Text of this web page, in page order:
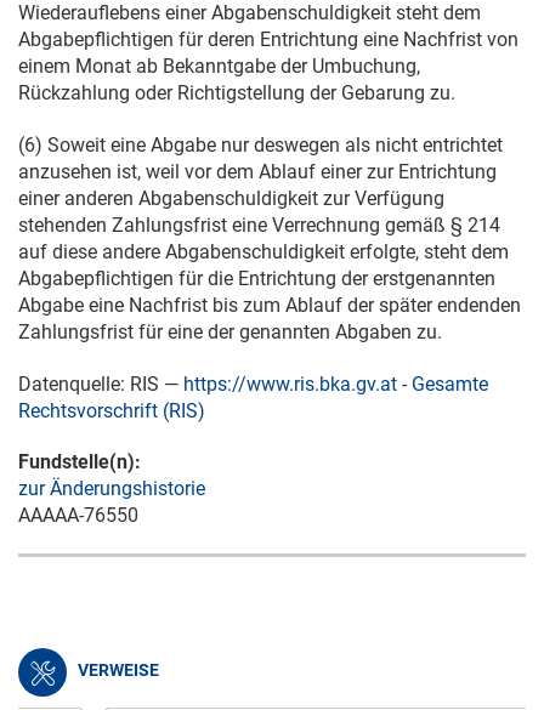
Wiederauflebens einer Abgabenschuldigkeit steht dem
Abgabepflichtigen für deren Entrichtung eine Nachfrist von
einem Monat ab Bekanntgabe der Umbuchung,
Rückzahlung oder Richtigstellung der Gebarung zu.
(6) Soweit eine Abgabe nur deswegen als nicht entrichtet
anzusehen ist, weil vor dem Ablauf einer zur Entrichtung
einer anderen Abgabenschuldigkeit zur Verfügung
stehenden Zahlungsfrist eine Verrechnung gemäß § 214
auf diese andere Abgabenschuldigkeit erfolgte, steht dem
Abgabepflichtigen für die Entrichtung der erstgenannten
Abgabe eine Nachfrist bis zum Ablauf der später endenden
Zahlungsfrist für eine der genannten Abgaben zu.
Datenquelle: RIS — https://www.ris.bka.gv.at - Gesamte
Rechtsvorschrift (RIS)
Fundstelle(n):
zur Änderungshistorie
AAAAA-76550
VERWEISE